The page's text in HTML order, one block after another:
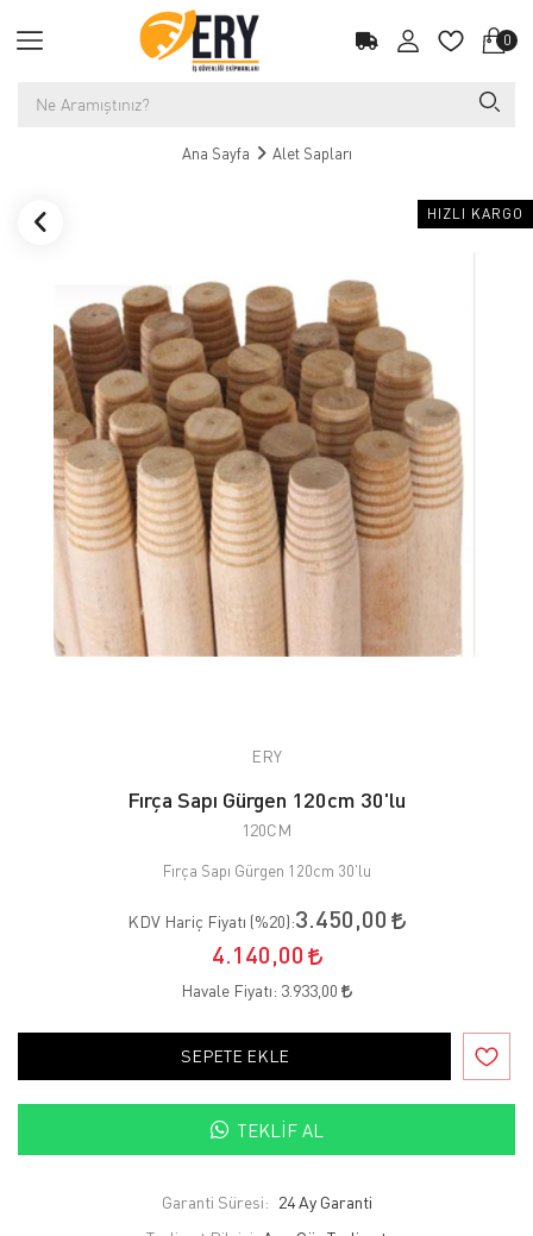
0
Ana Sayfa Alet Sapları
HIZLI KARGO
ERY
Fırça Sapı Gürgen 120cm 30'lu
120CM
Fırça Sapı Gürgen 120cm 30'lu
KDV Hariç Fiyatı (%20):3.450,00
4.140,00
Havale Fiyatı: 3.933,00
SEPETE EKLE
TEKLIF AL
Garanti Süresi: 24 Ay Garanti